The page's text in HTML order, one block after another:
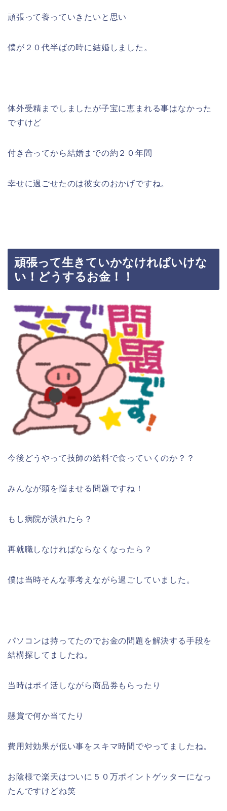
頑張って養っていきたいと思い
僕が２０代半ばの時に結婚しました。
体外受精までしましたが子宝に恵まれる事はなかった
ですけど
付き合ってから結婚までの約２０年間
幸せに過ごせたのは彼女のおかげですね。
頑張って生きていかなければいけな
い！どうするお金！！
今後どうやって技師の給料で食っていくのか？？
みんなが頭を悩ませる問題ですね！
もし病院が潰れたら？
再就職しなければならなくなったら？
僕は当時そんな事考えながら過ごしていました。
パソコンは持ってたのでお金の問題を解決する手段を
結構探してましたね。
当時はポイ活しながら商品券もらったり
懸賞で何か当てたり
費用対効果が低い事をスキマ時間でやってましたね。
お陰様で楽天はついに５０万ポイントゲッターになっ
たんですけどね笑